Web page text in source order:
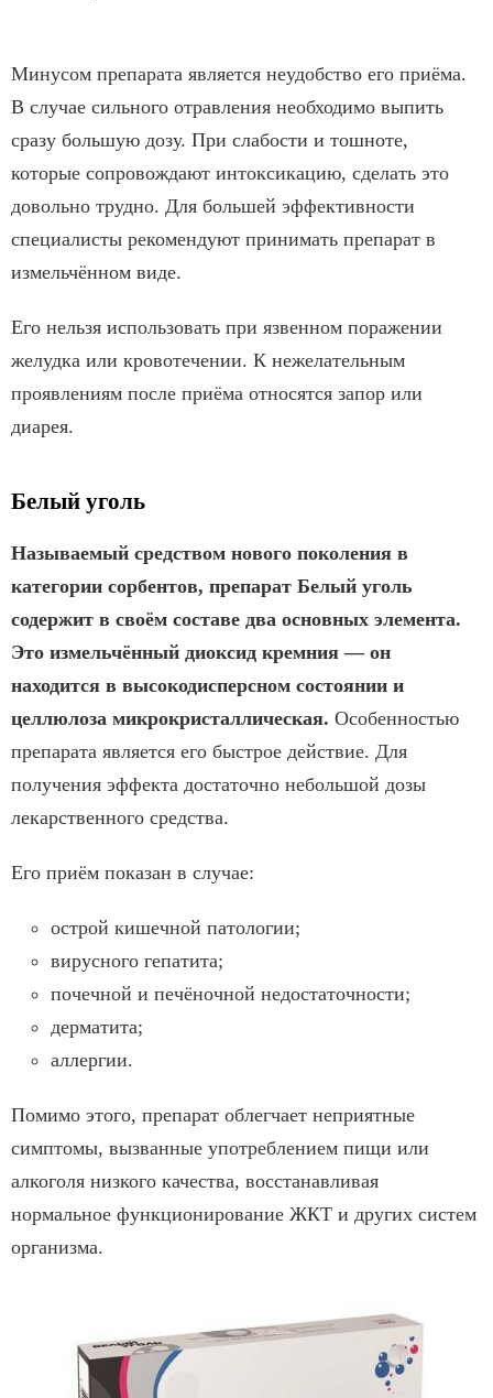
Минусом препарата является неудобство его приёма.
В случае сильного отравления необходимо выпить
сразу большую дозу. При слабости и тошноте,
которые сопровождают интоксикацию, сделать это
довольно трудно. Для большей эффективности
специалисты рекомендуют принимать препарат в
измельчённом виде.
Его нельзя использовать при язвенном поражении
желудка или кровотечении. К нежелательным
проявлениям после приёма относятся запор или
диарея.
Белый уголь
Называемый средством нового поколения в
категории сорбентов, препарат Белый уголь
содержит в своём составе два основных элемента.
Это измельчённый диоксид кремния — он
находится в высокодисперсном состоянии и
целлюлоза микрокристаллическая. Особенностью
препарата является его быстрое действие. Для
получения эффекта достаточно небольшой дозы
лекарственного средства.
Его приём показан в случае:
острой кишечной патологии;
вирусного гепатита;
почечной и печёночной недостаточности;
дерматита;
аллергии.
Помимо этого, препарат облегчает неприятные
симптомы, вызванные употреблением пищи или
алкоголя низкого качества, восстанавливая
нормальное функционирование ЖКТ и других систем
организма.